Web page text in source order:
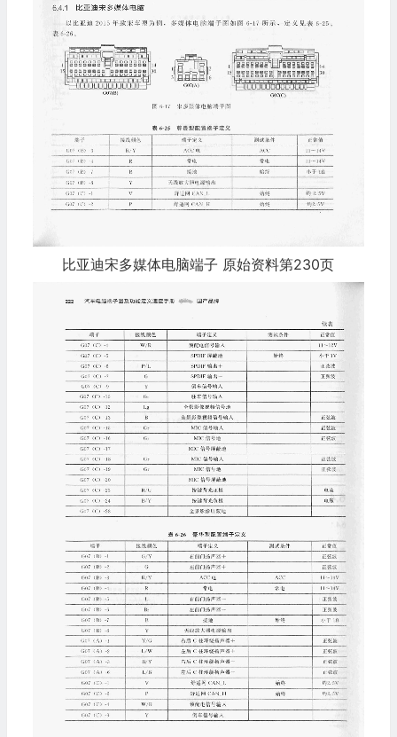
比亚迪宋多媒体电脑端子 原始资料第230页